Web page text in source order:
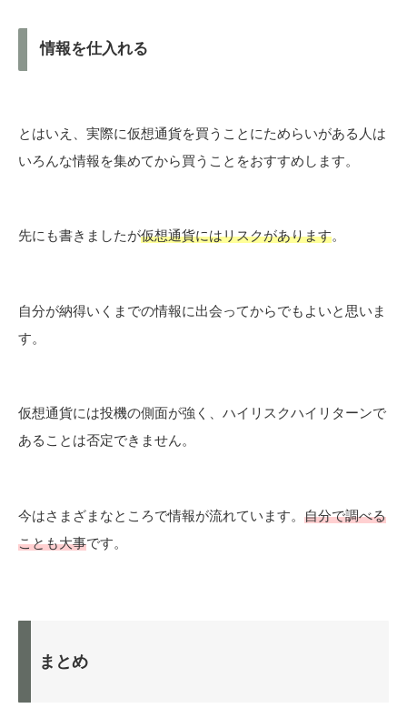
情報を仕入れる
とはいえ、実際に仮想通貨を買うことにためらいがある人は
いろんな情報を集めてから買うことをおすすめします。
先にも書きましたが仮想通貨にはリスクがあります。
自分が納得いくまでの情報に出会ってからでもよいと思いま
す。
仮想通貨には投機の側面が強く、ハイリスクハイリターンで
あることは否定できません。
今はさまざまなところで情報が流れています。 自分で調べる
ことも大事です。
まとめ